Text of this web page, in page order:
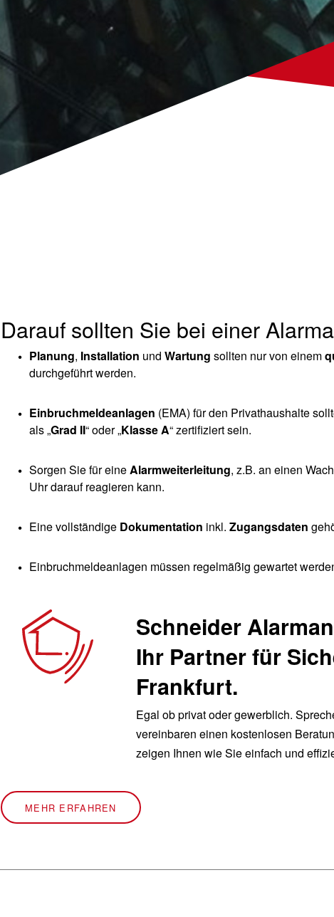
Darauf sollten Sie bei einer
Planung, Installation und Wartung sollten nur von einem
durchgeführt werden.
Einbruchmeldeanlagen (EMA) für den Privathaushalte
als „Grad II“ oder „Klasse A“ zertifiziert sein.
Sorgen Sie für eineAlarmweiterleitung, z.B. an einen
Uhr darauf reagieren kann.
Eine vollständige Dokumentation inkl. Zugangsdaten
Einbruchmeldeanlagen müssen regelmäßig gewartet
Schneider
Ihr Partner für
Frankfurt.
Egal ob privat oder gewerblich.
vereinbaren einen kostenlosen
zeigen Ihnen wie Sie einfach und
MEHR ERFAHREN